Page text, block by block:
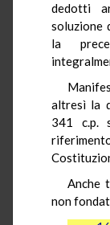
dedotti
soluzione
la
altresì la
341 c.p.
Anche
non